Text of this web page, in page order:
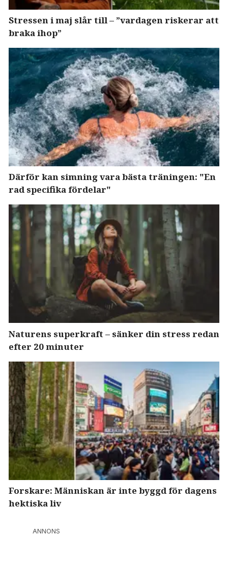
Stressen i maj slår till – ”vardagen riskerar att
braka ihop”
Därför kan simning vara bästa träningen: "En
rad specifika fördelar"
Naturens superkraft – sänker din stress redan
efter 20 minuter
Forskare: Människan är inte byggd för dagens
hektiska liv
ANNONS